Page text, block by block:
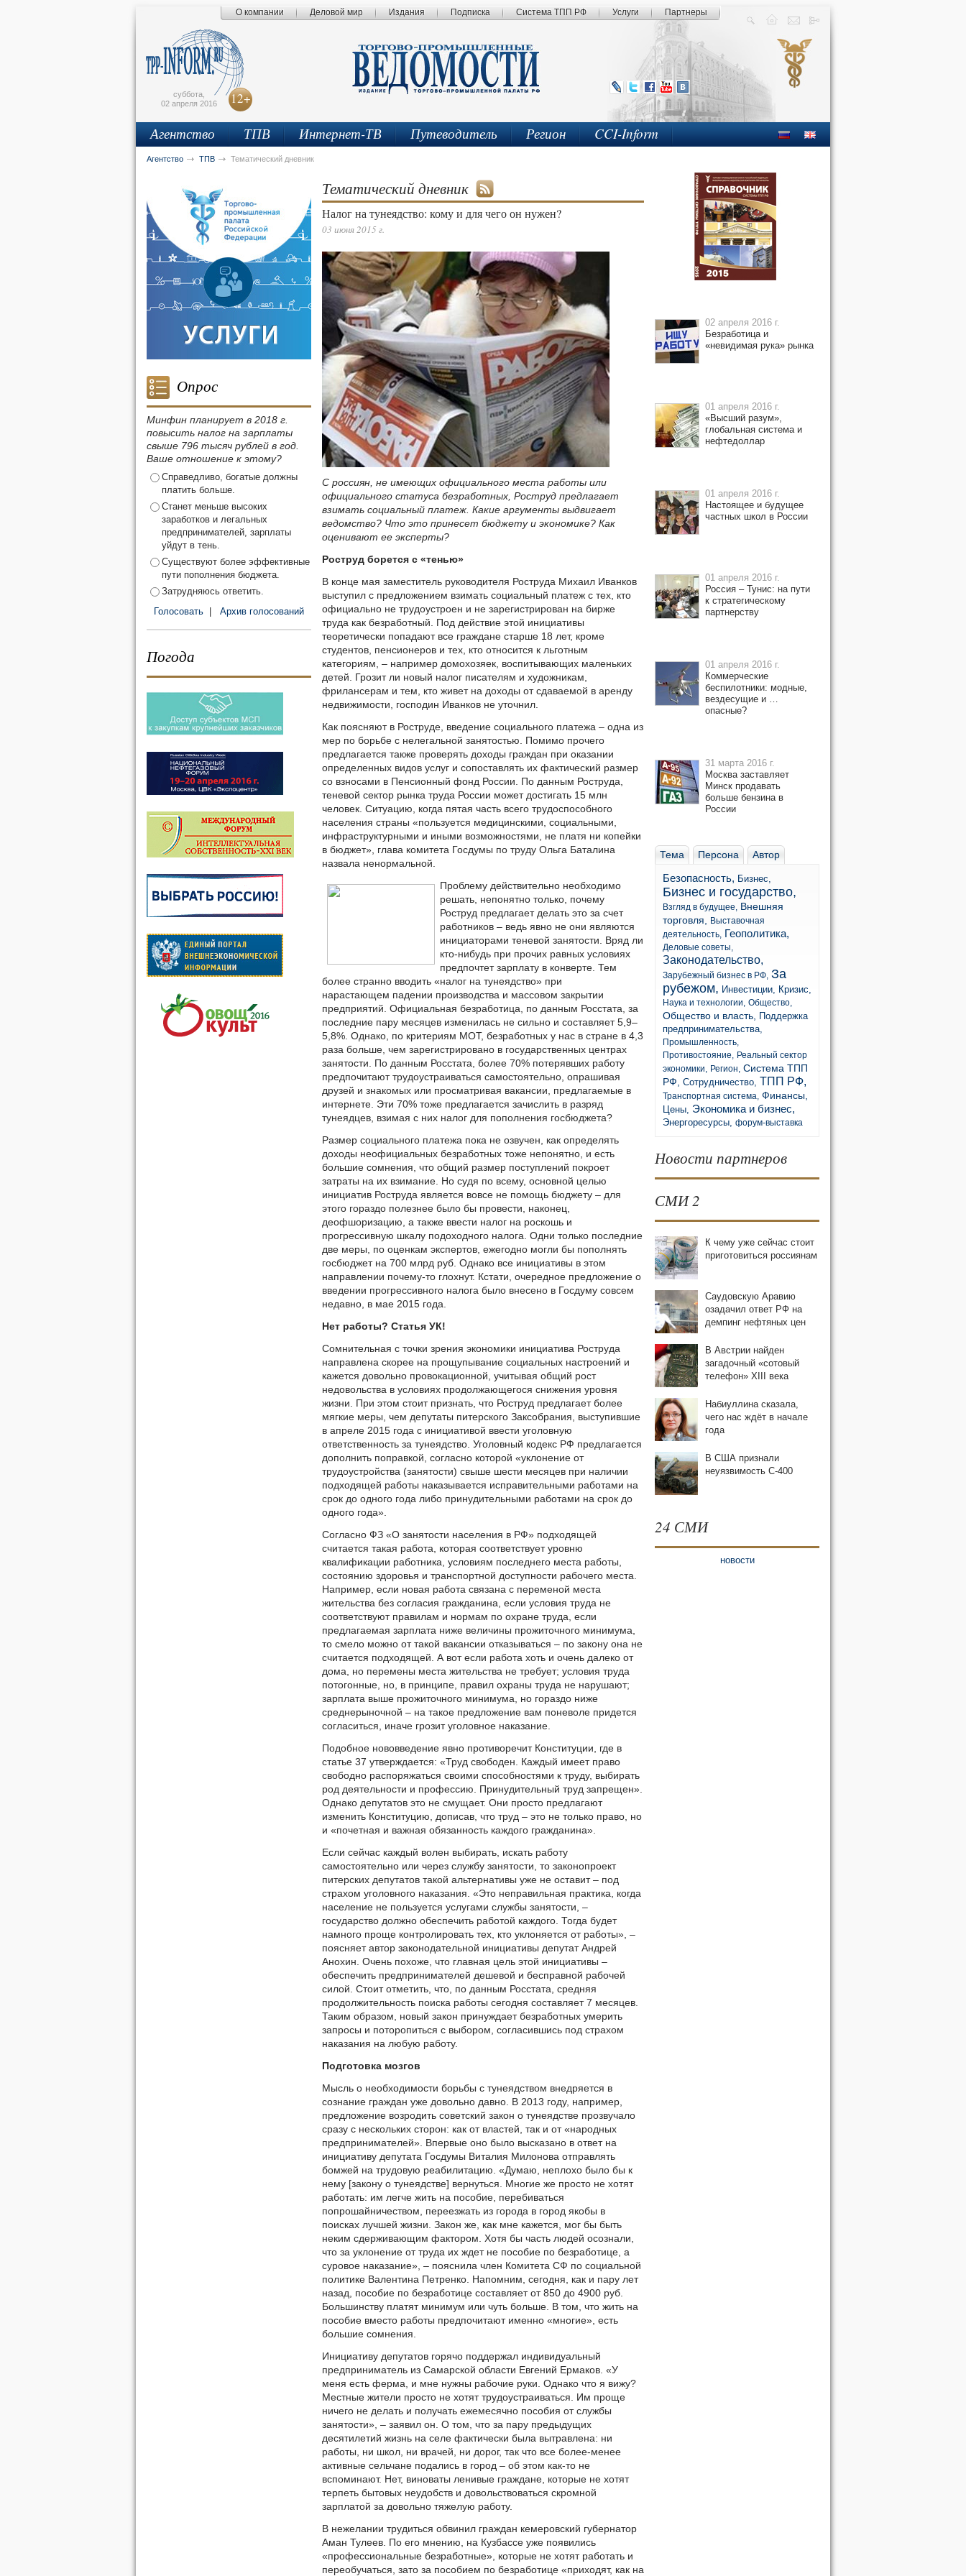
О компании Деловой мир Издания Подписка Система ТПП РФ Услуги Партнеры
суббота,
02 апреля 2016
12+
Агентство ТПВ Интернет-ТВ Путеводитель Регион CCI-Inform
Агентство ТПВ Тематический дневник
Опрос
Минфин планирует в 2018 г.
повысить налог на зарплаты
свыше 796 тысяч рублей в год.
Ваше отношение к этому?
Справедливо, богатые должны
платить больше.
Станет меньше высоких
заработков и легальных
предпринимателей, зарплаты
уйдут в тень.
Существуют более эффективные
пути пополнения бюджета.
Затрудняюсь ответить.
Голосовать
Архив голосований
Погода
Тематический дневник
Налог на тунеядство: кому и для чего он нужен?
03 июня 2015 г.
С россиян, не имеющих официального места работы или
официального статуса безработных, Роструд предлагает
взимать социальный платеж. Какие аргументы выдвигает
ведомство? Что это принесет бюджету и экономике? Как
оценивают ее эксперты?
Роструд борется с «тенью»
В конце мая заместитель руководителя Роструда Михаил Иванков
выступил с предложением взимать социальный платеж с тех, кто
официально не трудоустроен и не зарегистрирован на бирже
труда как безработный. Под действие этой инициативы
теоретически попадают все граждане старше 18 лет, кроме
студентов, пенсионеров и тех, кто относится к льготным
категориям, – например домохозяек, воспитывающих маленьких
детей. Грозит ли новый налог писателям и художникам,
фрилансерам и тем, кто живет на доходы от сдаваемой в аренду
недвижимости, господин Иванков не уточнил.
Как поясняют в Роструде, введение социального платежа – одна из
мер по борьбе с нелегальной занятостью. Помимо прочего
предлагается также проверять доходы граждан при оказании
определенных видов услуг и сопоставлять их фактический размер
со взносами в Пенсионный фонд России. По данным Роструда,
теневой сектор рынка труда России может достигать 15 млн
человек. Ситуацию, когда пятая часть всего трудоспособного
населения страны «пользуется медицинскими, социальными,
инфраструктурными и иными возможностями, не платя ни копейки
в бюджет», глава комитета Госдумы по труду Ольга Баталина
назвала ненормальной.
Проблему действительно необходимо
решать, непонятно только, почему
Роструд предлагает делать это за счет
работников – ведь явно не они являются
инициаторами теневой занятости. Вряд ли
кто-нибудь при прочих равных условиях
предпочтет зарплату в конверте. Тем
более странно вводить «налог на тунеядство» при
нарастающем падении производства и массовом закрытии
предприятий. Официальная безработица, по данным Росстата, за
последние пару месяцев изменилась не сильно и составляет 5,9–
5,8%. Однако, по критериям МОТ, безработных у нас в стране в 4,3
раза больше, чем зарегистрировано в государственных центрах
занятости. По данным Росстата, более 70% потерявших работу
предпочитают трудоустраиваться самостоятельно, опрашивая
друзей и знакомых или просматривая вакансии, предлагаемые в
интернете. Эти 70% тоже предлагается зачислить в разряд
тунеядцев, взимая с них налог для пополнения госбюджета?
Размер социального платежа пока не озвучен, как определять
доходы неофициальных безработных тоже непонятно, и есть
большие сомнения, что общий размер поступлений покроет
затраты на их взимание. Но судя по всему, основной целью
инициатив Роструда является вовсе не помощь бюджету – для
этого гораздо полезнее было бы провести, наконец,
деофшоризацию, а также ввести налог на роскошь и
прогрессивную шкалу подоходного налога. Одни только последние
две меры, по оценкам экспертов, ежегодно могли бы пополнять
госбюджет на 700 млрд руб. Однако все инициативы в этом
направлении почему-то глохнут. Кстати, очередное предложение о
введении прогрессивного налога было внесено в Госдуму совсем
недавно, в мае 2015 года.
Нет работы? Статья УК!
Сомнительная с точки зрения экономики инициатива Роструда
направлена скорее на прощупывание социальных настроений и
кажется довольно провокационной, учитывая общий рост
недовольства в условиях продолжающегося снижения уровня
жизни. При этом стоит признать, что Роструд предлагает более
мягкие меры, чем депутаты питерского Заксобрания, выступившие
в апреле 2015 года с инициативой ввести уголовную
ответственность за тунеядство. Уголовный кодекс РФ предлагается
дополнить поправкой, согласно которой «уклонение от
трудоустройства (занятости) свыше шести месяцев при наличии
подходящей работы наказывается исправительными работами на
срок до одного года либо принудительными работами на срок до
одного года».
Согласно ФЗ «О занятости населения в РФ» подходящей
считается такая работа, которая соответствует уровню
квалификации работника, условиям последнего места работы,
состоянию здоровья и транспортной доступности рабочего места.
Например, если новая работа связана с переменой места
жительства без согласия гражданина, если условия труда не
соответствуют правилам и нормам по охране труда, если
предлагаемая зарплата ниже величины прожиточного минимума,
то смело можно от такой вакансии отказываться – по закону она не
считается подходящей. А вот если работа хоть и очень далеко от
дома, но перемены места жительства не требует; условия труда
потогонные, но, в принципе, правил охраны труда не нарушают;
зарплата выше прожиточного минимума, но гораздо ниже
среднерыночной – на такое предложение вам поневоле придется
согласиться, иначе грозит уголовное наказание.
Подобное нововведение явно противоречит Конституции, где в
статье 37 утверждается: «Труд свободен. Каждый имеет право
свободно распоряжаться своими способностями к труду, выбирать
род деятельности и профессию. Принудительный труд запрещен».
Однако депутатов это не смущает. Они просто предлагают
изменить Конституцию, дописав, что труд – это не только право, но
и «почетная и важная обязанность каждого гражданина».
Если сейчас каждый волен выбирать, искать работу
самостоятельно или через службу занятости, то законопроект
питерских депутатов такой альтернативы уже не оставит – под
страхом уголовного наказания. «Это неправильная практика, когда
население не пользуется услугами службы занятости, –
государство должно обеспечить работой каждого. Тогда будет
намного проще контролировать тех, кто уклоняется от работы», –
поясняет автор законодательной инициативы депутат Андрей
Анохин. Очень похоже, что главная цель этой инициативы –
обеспечить предпринимателей дешевой и бесправной рабочей
силой. Стоит отметить, что, по данным Росстата, средняя
продолжительность поиска работы сегодня составляет 7 месяцев.
Таким образом, новый закон принуждает безработных умерить
запросы и поторопиться с выбором, согласившись под страхом
наказания на любую работу.
Подготовка мозгов
Мысль о необходимости борьбы с тунеядством внедряется в
сознание граждан уже довольно давно. В 2013 году, например,
предложение возродить советский закон о тунеядстве прозвучало
сразу с нескольких сторон: как от властей, так и от «народных
предпринимателей». Впервые оно было высказано в ответ на
инициативу депутата Госдумы Виталия Милонова отправлять
бомжей на трудовую реабилитацию. «Думаю, неплохо было бы к
нему [закону о тунеядстве] вернуться. Многие же просто не хотят
работать: им легче жить на пособие, перебиваться
попрошайничеством, переезжать из города в город якобы в
поисках лучшей жизни. Закон же, как мне кажется, мог бы быть
неким сдерживающим фактором. Хотя бы часть людей осознали,
что за уклонение от труда их ждет не пособие по безработице, а
суровое наказание», – пояснила член Комитета СФ по социальной
политике Валентина Петренко. Напомним, сегодня, как и пару лет
назад, пособие по безработице составляет от 850 до 4900 руб.
Большинству платят минимум или чуть больше. В том, что жить на
пособие вместо работы предпочитают именно «многие», есть
большие сомнения.
Инициативу депутатов горячо поддержал индивидуальный
предприниматель из Самарской области Евгений Ермаков. «У
меня есть ферма, и мне нужны рабочие руки. Однако что я вижу?
Местные жители просто не хотят трудоустраиваться. Им проще
ничего не делать и получать ежемесячно пособия от службы
занятости», – заявил он. О том, что за пару предыдущих
десятилетий жизнь на селе фактически была вытравлена: ни
работы, ни школ, ни врачей, ни дорог, так что все более-менее
активные сельчане подались в город – об этом как-то не
вспоминают. Нет, виноваты ленивые граждане, которые не хотят
терпеть бытовых неудобств и довольствоваться скромной
зарплатой за довольно тяжелую работу.
В нежелании трудиться обвинил граждан кемеровский губернатор
Аман Тулеев. По его мнению, на Кузбассе уже появились
«профессиональные безработные», которые не хотят работать и
переобучаться, зато за пособием по безработице «приходят, как на
02 апреля 2016 г.
Безработица и
«невидимая рука» рынка
01 апреля 2016 г.
«Высший разум»,
глобальная система и
нефтедоллар
01 апреля 2016 г.
Настоящее и будущее
частных школ в России
01 апреля 2016 г.
Россия – Тунис: на пути
к стратегическому
партнерству
01 апреля 2016 г.
Коммерческие
беспилотники: модные,
вездесущие и …
опасные?
31 марта 2016 г.
Москва заставляет
Минск продавать
больше бензина в
России
Тема Персона Автор
Безопасность, Бизнес,
Бизнес и государство,
Взгляд в будущее, Внешняя
торговля,
Выставочная
деятельность, Геополитика,
Деловые советы,
Законодательство,
Зарубежный бизнес в РФ, За
рубежом, Инвестиции, Кризис,
Наука и технологии, Общество,
Общество и власть,
Поддержка
предпринимательства,
Промышленность,
Противостояние, Реальный сектор
экономики, Регион, Система ТПП
РФ, Сотрудничество, ТПП РФ,
Транспортная система, Финансы,
Цены, Экономика и бизнес,
Энергоресурсы, форум-выставка
Новости партнеров
СМИ 2
К чему уже сейчас стоит
приготовиться россиянам
Саудовскую Аравию
озадачил ответ РФ на
демпинг нефтяных цен
В Австрии найден
загадочный «сотовый
телефон» XIII века
Набиуллина сказала,
чего нас ждёт в начале
года
В США признали
неуязвимость С-400
24 СМИ
новости